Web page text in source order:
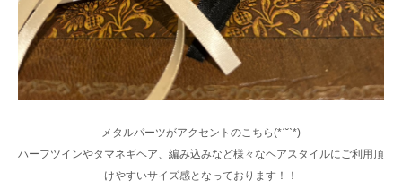
メタルパーツがアクセントのこちら(*ˊ˘ˋ*)
ハーフツインやタマネギヘア、編み込みなど様々なヘアスタイルにご利用頂
けやすいサイズ感となっております！！